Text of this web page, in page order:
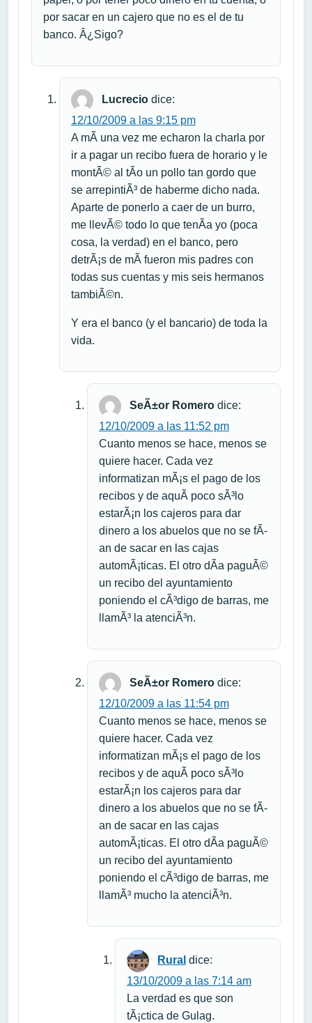
por sacar en un cajero que no es el de tu
banco. Â¿Sigo?
Lucrecio dice:
12/10/2009 a las 9:15 pm
A mÃ­ una vez me echaron la charla por
ir a pagar un recibo fuera de horario y le
montÃ© al tÃ­o un pollo tan gordo que
se arrepintiÃ³ de haberme dicho nada.
Aparte de ponerlo a caer de un burro,
me llevÃ© todo lo que tenÃ­a yo (poca
cosa, la verdad) en el banco, pero
detrÃ¡s de mÃ­ fueron mis padres con
todas sus cuentas y mis seis hermanos
tambiÃ©n.
Y era el banco (y el bancario) de toda la
vida.
SeÃ±or Romero dice:
12/10/2009 a las 11:52 pm
Cuanto menos se hace, menos se
quiere hacer. Cada vez
informatizan mÃ¡s el pago de los
recibos y de aquÃ­ poco sÃ³lo
estarÃ¡n los cajeros para dar
dinero a los abuelos que no se fÃ­
an de sacar en las cajas
automÃ¡ticas. El otro dÃ­a paguÃ©
un recibo del ayuntamiento
poniendo el cÃ³digo de barras, me
llamÃ³ la atenciÃ³n.
SeÃ±or Romero dice:
12/10/2009 a las 11:54 pm
Cuanto menos se hace, menos se
quiere hacer. Cada vez
informatizan mÃ¡s el pago de los
recibos y de aquÃ­ poco sÃ³lo
estarÃ¡n los cajeros para dar
dinero a los abuelos que no se fÃ­
an de sacar en las cajas
automÃ¡ticas. El otro dÃ­a paguÃ©
un recibo del ayuntamiento
poniendo el cÃ³digo de barras, me
llamÃ³ mucho la atenciÃ³n.
Rural dice:
13/10/2009 a las 7:14 am
La verdad es que son
tÃ¡ctica de Gulag.